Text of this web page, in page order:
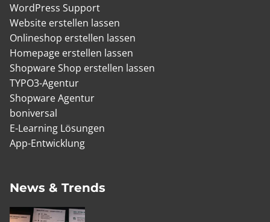
WordPress Support
Website erstellen lassen
Onlineshop erstellen lassen
Homepage erstellen lassen
Shopware Shop erstellen lassen
TYPO3-Agentur
Shopware Agentur
boniversal
E-Learning Lösungen
App-Entwicklung
News & Trends